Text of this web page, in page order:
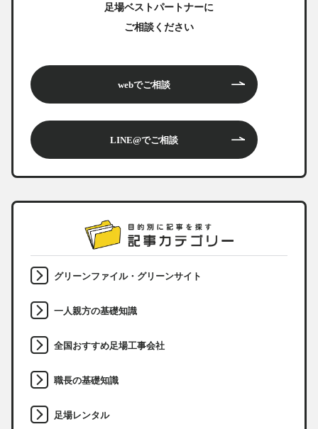
足場ベストパートナーに
ご相談ください
webでご相談
LINE@でご相談
グリーンファイル・グリーンサイト
一人親方の基礎知識
全国おすすめ足場工事会社
職長の基礎知識
足場レンタル